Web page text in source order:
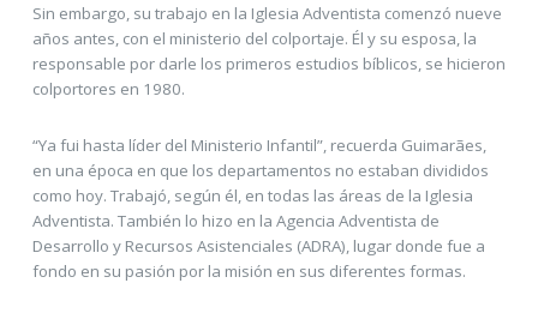
Sin embargo, su trabajo en la Iglesia Adventista comenzó nueve
años antes, con el ministerio del colportaje. Él y su esposa, la
responsable por darle los primeros estudios bíblicos, se hicieron
colportores en 1980.
“Ya fui hasta líder del Ministerio Infantil”, recuerda Guimarães,
en una época en que los departamentos no estaban divididos
como hoy. Trabajó, según él, en todas las áreas de la Iglesia
Adventista. También lo hizo en la Agencia Adventista de
Desarrollo y Recursos Asistenciales (ADRA), lugar donde fue a
fondo en su pasión por la misión en sus diferentes formas.